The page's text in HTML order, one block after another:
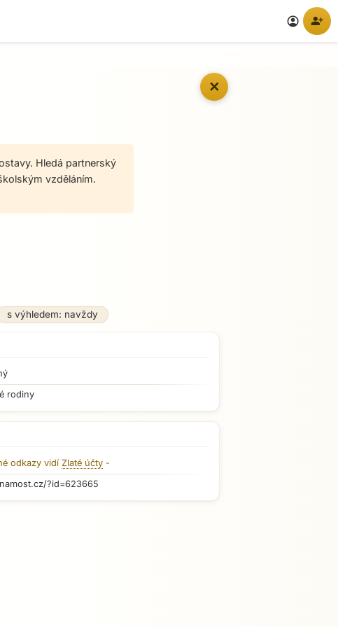
account_circle person_add
✕
Hledá partnerský
vzděláním.
s výhledem: navždy
rodiny
odkazy vidí Zlaté účty -
?id=623665